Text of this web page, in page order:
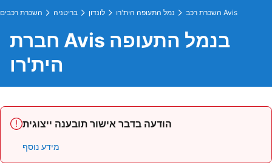
השכרת רכבים בריטניה לונדון נמל התעופה הית'רו השכרת רכב Avis
חברת Avis בנמל התעופה
הית'רו
הודעה בדבר אישור תובענה ייצוגית
מידע נוסף